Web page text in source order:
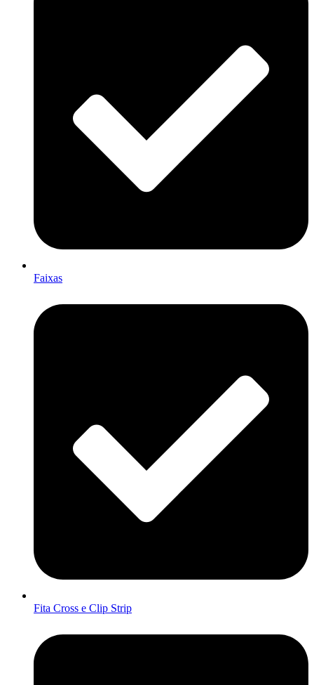
Faixas
Fita Cross e Clip Strip